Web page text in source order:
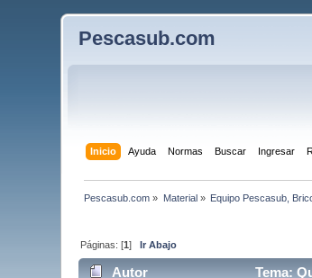
Pescasub.com
Inicio Ayuda Normas Buscar Ingresar
Pescasub.com » Material» Equipo Pescasub,
Páginas: [1]Ir Abajo
Autor Tema: